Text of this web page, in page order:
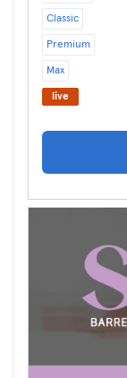
Classic
Premium
Max
live